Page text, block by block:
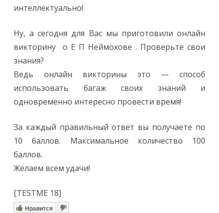
интеллектуально!
Ну, а сегодня для Вас мы приготовили онлайн
викторину о Е П Неймохове . Проверьте свои
знания?
Ведь онлайн викторины это — способ
использовать багаж своих знаний и
одновременно интересно провести время!
За каждый правильный ответ вы получаете по
10 баллов. Максимальное количество 100
баллов.
Желаем всем удачи!
[TESTME 18]
Нравится